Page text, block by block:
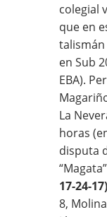
colegial
que en
en Sub
EBA).
La
horas
disputa
17-24-17)
8,